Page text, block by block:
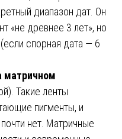
диапазон дат. Он
«не древнее 3 лет», но
спорная дата — 6
матричном
Такие ленты
пигменты, и
нет. Матричные